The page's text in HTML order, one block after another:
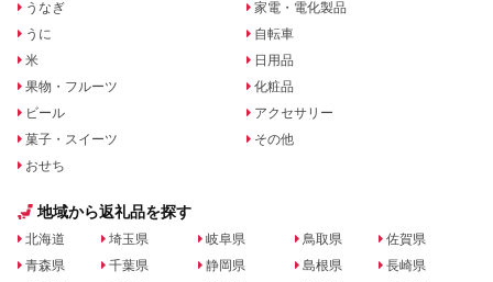
うなぎ
うに
米
果物・フルーツ
ビール
菓子・スイーツ
おせち
家電・電化製品
自転車
日用品
化粧品
アクセサリー
その他
地域から返礼品を探す
北海道
青森県
埼玉県
千葉県
岐阜県
静岡県
鳥取県
島根県
佐賀県
長崎県